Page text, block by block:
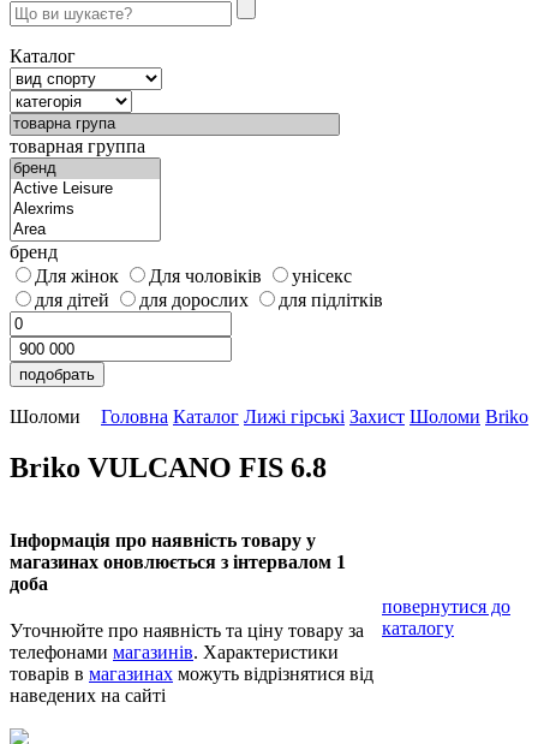
Каталог
товарная группа
бренд
Для жінок
Для чоловіків
унісекс
для дітей
для дорослих для підлітків
Шоломи Головна Каталог Лижі гірські Захист Шоломи Briko
Briko VULCANO FIS 6.8
Інформація про наявність товару у
магазинах оновлюється з інтервалом 1
доба
Уточнюйте про наявність та ціну товару за
телефонами магазинів. Характеристики
товарів в магазинах можуть відрізнятися від
наведених на сайті
повернутися до
каталогу